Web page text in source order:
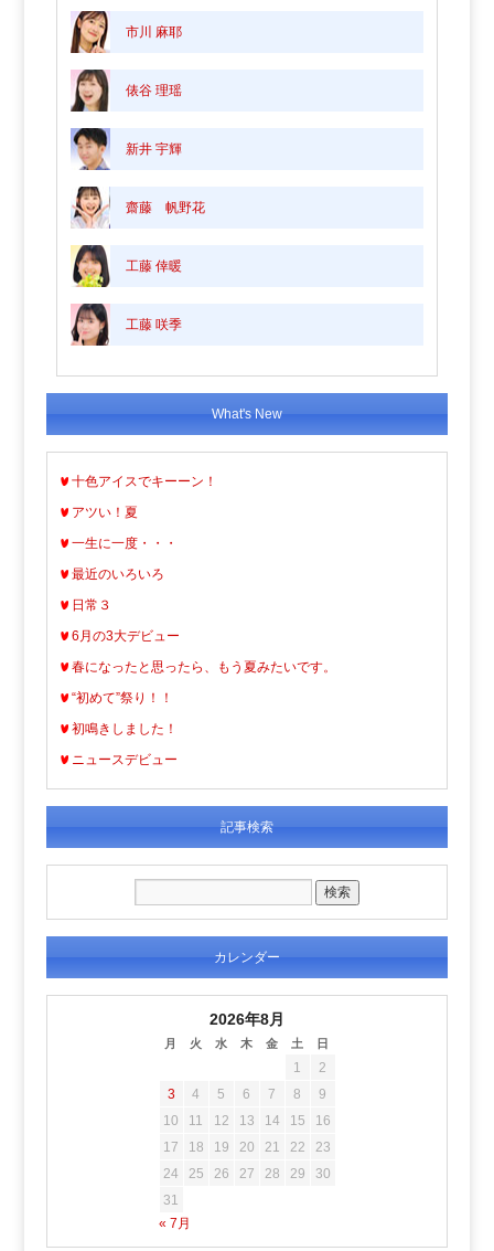
市川 麻耶
俵谷 理瑶
新井 宇輝
齋藤 帆野花
工藤 倖暖
工藤 咲季
What's New
十色アイスでキーーン！
アツい！夏
一生に一度・・・
最近のいろいろ
日常３
6月の3大デビュー
春になったと思ったら、もう夏みたいです。
“初めて”祭り！！
初鳴きしました！
ニュースデビュー
記事検索
カレンダー
2026年8月
月 火 水 木 金 土 日
« 7月
1
2
3
4 5 6 7 8
9
10
11 12 13 14 15
16
17
18 19 20 21 22
23
24
25 26 27 28 29
30
31